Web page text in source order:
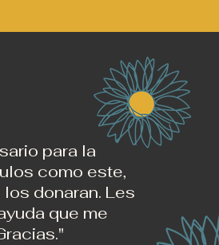
para la
como este,
donaran. Les
que me